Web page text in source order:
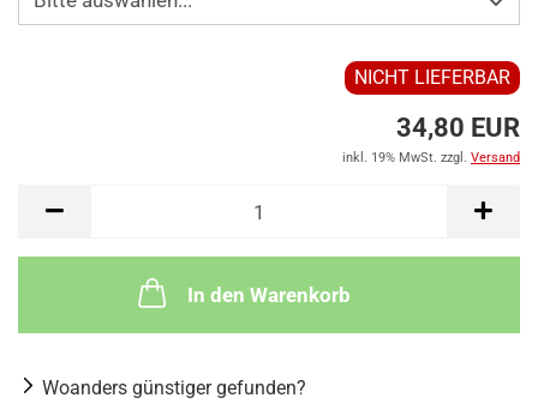
NICHT LIEFERBAR
34,80 EUR
inkl. 19% MwSt. zzgl. Versand
In den Warenkorb
Woanders günstiger gefunden?